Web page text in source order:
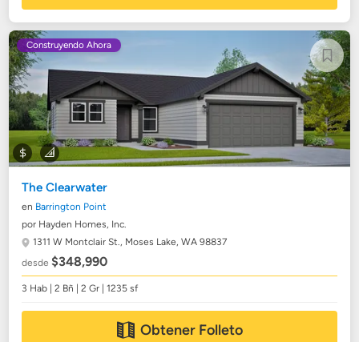
Construyendo Ahora
The Clearwater
en Barrington Point
por Hayden Homes, Inc.
1311 W Montclair St., Moses Lake, WA 98837
desde$348,990
3 Hab | 2 Bñ | 2 Gr | 1235 sf
Obtener Folleto